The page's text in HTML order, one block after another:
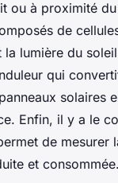
ou à proximité
de
la lumière du
qui
solaires
Enfin, il y a le
de mesurer
et consommée.